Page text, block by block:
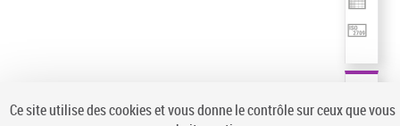
Ce site utilise des cookies et vous donne le contrôle sur ceux que vous